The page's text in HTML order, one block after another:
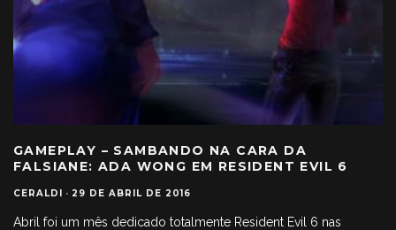
GAMEPLAY – SAMBANDO NA CARA DA
FALSIANE: ADA WONG EM RESIDENT EVIL 6
CERALDI · 29 DE ABRIL DE 2016
Abril foi um mês dedicado totalmente Resident Evil 6 nas